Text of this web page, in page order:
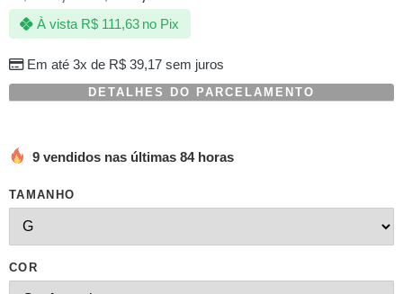
com
baseado
em
de
cliente
Em até 3x de R$39,17sem juros
À vista R$111,63 no Pix
DETALHES DO PARCELAMENTO
9 vendidos nas últimas 84 horas
TAMANHO
COR